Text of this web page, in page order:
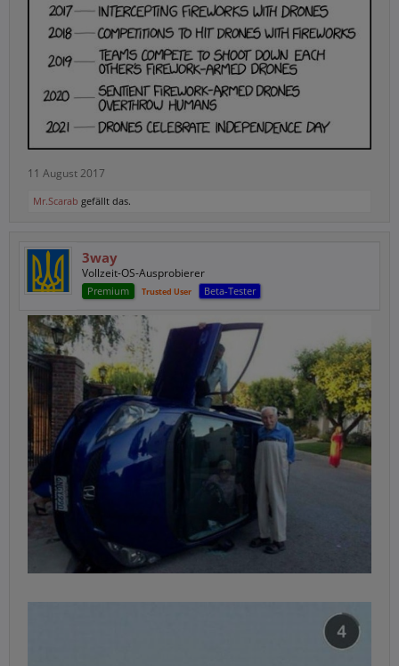
11 August 2017
Mr.Scarab gefällt das.
3way
Vollzeit-OS-Ausprobierer
Premium Trusted User Beta-Tester